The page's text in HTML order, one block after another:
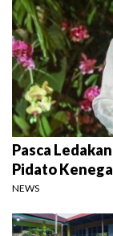
Pasca
Pidato
NEWS